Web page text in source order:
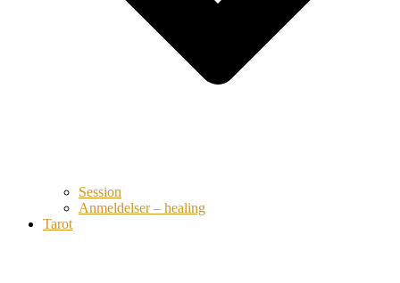
Session
Anmeldelser – healing
Tarot